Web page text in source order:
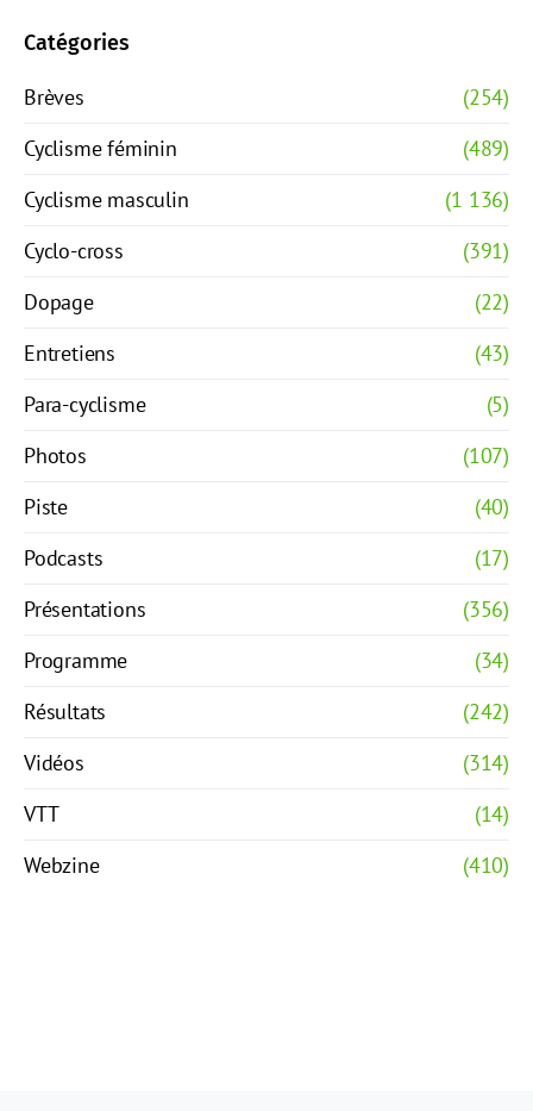
Catégories
Brèves
(254)
Cyclisme féminin
(489)
Cyclisme masculin
(1 136)
Cyclo-cross
(391)
Dopage
(22)
Entretiens
(43)
Para-cyclisme
(5)
Photos
(107)
Piste
(40)
Podcasts
(17)
Présentations
(356)
Programme
(34)
Résultats
(242)
Vidéos
(314)
VTT
(14)
Webzine
(410)